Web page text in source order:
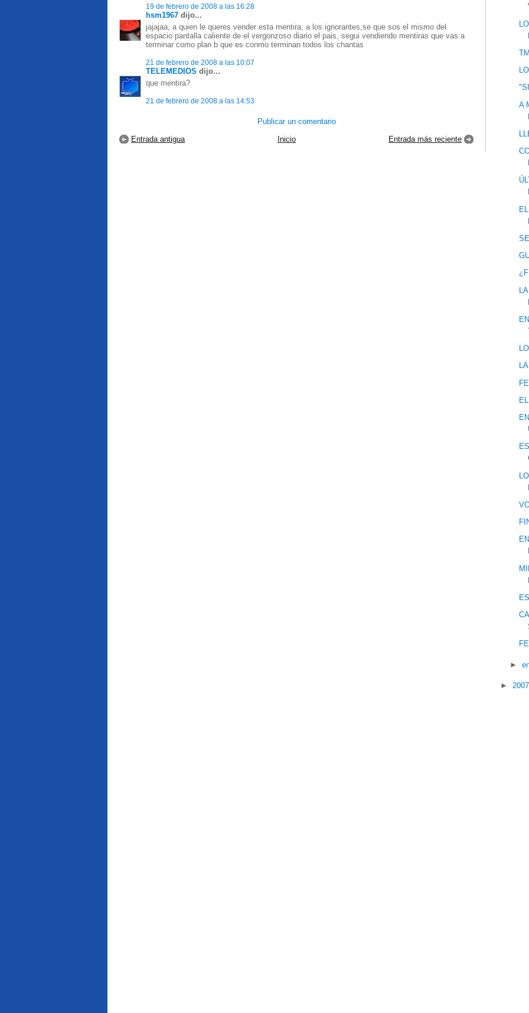
19 de febrero de 2008 a las 16:28
hsm1967 dijo...
jajajaa, a quien le queres vender esta mentira, a los ignorantes,se que sos el mismo del
espacio pantalla caliente de el vergonzoso diario el pais, segui vendiendo mentiras que vas a
terminar como plan b que es conmo terminan todos los chantas
21 de febrero de 2008 a las 10:07
TELEMEDIOS dijo...
que mentira?
21 de febrero de 2008 a las 14:53
Publicar un comentario
Entrada más reciente
Entrada antigua Inicio
A
►
►